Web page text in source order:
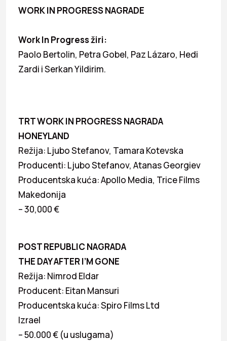
WORK IN PROGRESS NAGRADE
Work In Progress žiri:
Paolo Bertolin, Petra Gobel, Paz Lázaro, Hedi
Zardi i Serkan Yildirim.
TRT WORK IN PROGRESS NAGRADA
HONEYLAND
Režija: Ljubo Stefanov, Tamara Kotevska
Producenti: Ljubo Stefanov, Atanas Georgiev
Producentska kuća: Apollo Media, Trice Films
Makedonija
– 30,000 €
POST REPUBLIC NAGRADA
THE DAY AFTER I’M GONE
Režija: Nimrod Eldar
Producent: Eitan Mansuri
Producentska kuća: Spiro Films Ltd
Izrael
– 50.000 € (u uslugama)